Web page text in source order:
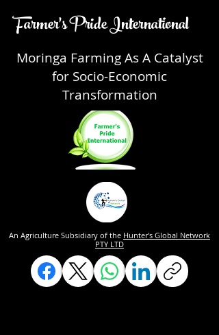
Farmer's Pride International
Moringa Farming As A Catalyst
for Socio-Economic
Transformation
An Agriculture Subsidiary of the Hunter's Global Network
PTY LTD